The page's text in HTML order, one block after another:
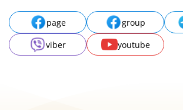
page group
viber
youtube